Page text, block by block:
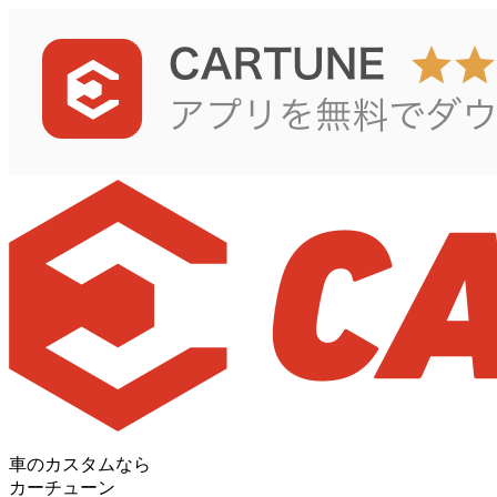
車のカスタムなら
カーチューン